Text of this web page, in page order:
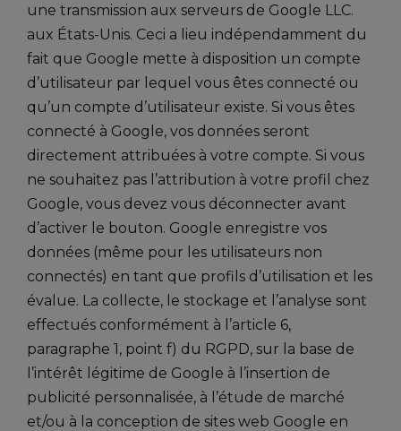
une transmission aux serveurs de Google LLC.
aux États-Unis. Ceci a lieu indépendamment du
fait que Google mette à disposition un compte
d’utilisateur par lequel vous êtes connecté ou
qu’un compte d’utilisateur existe. Si vous êtes
connecté à Google, vos données seront
directement attribuées à votre compte. Si vous
ne souhaitez pas l’attribution à votre profil chez
Google, vous devez vous déconnecter avant
d’activer le bouton. Google enregistre vos
données (même pour les utilisateurs non
connectés) en tant que profils d’utilisation et les
évalue. La collecte, le stockage et l’analyse sont
effectués conformément à l’article 6,
paragraphe 1, point f) du RGPD, sur la base de
l’intérêt légitime de Google à l’insertion de
publicité personnalisée, à l’étude de marché
et/ou à la conception de sites web Google en